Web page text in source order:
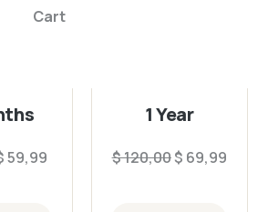
Cart
59,99
1 Year
$120,00$ 69,99